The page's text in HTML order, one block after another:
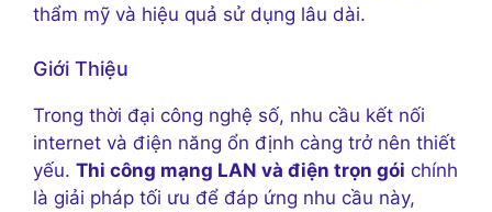
thẩm mỹ và hiệu quả sử dụng lâu dài.
Giới Thiệu
Trong thời đại công nghệ số, nhu cầu kết nối
internet và điện năng ổn định càng trở nên thiết
yếu. Thi công mạng LAN và điện trọn gói chính
là giải pháp tối ưu để đáp ứng nhu cầu này,